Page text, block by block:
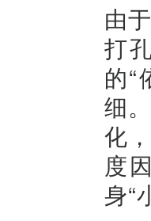
由
打
的
细
化
度
身“